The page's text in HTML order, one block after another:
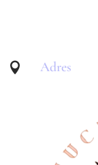
 Adres